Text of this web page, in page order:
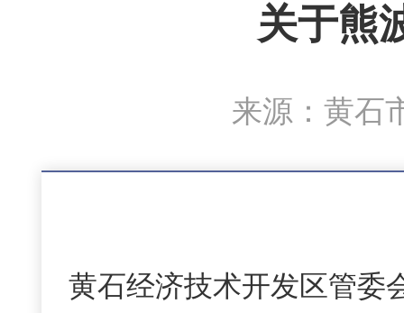
关于熊
来源：黄
黄石经济技术开发区管委